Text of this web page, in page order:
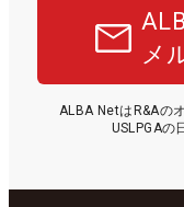
メ
ALBA NetはR&Aの
USLPGAの